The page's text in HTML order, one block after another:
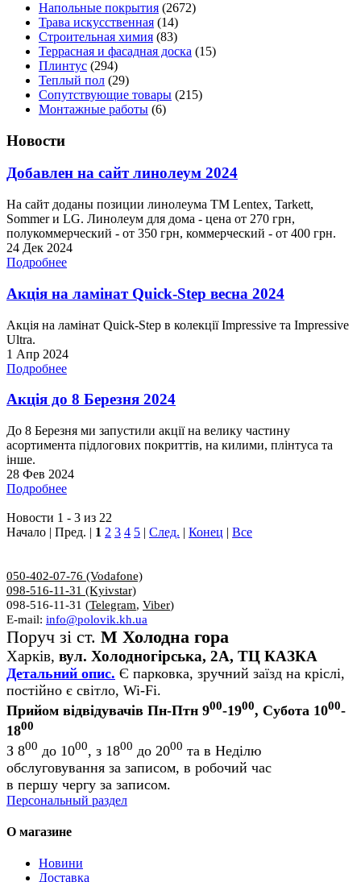
Напольные покрытия (2672)
Трава искусственная (14)
Строительная химия (83)
Террасная и фасадная доска (15)
Плинтус (294)
Теплый пол (29)
Сопутствующие товары (215)
Монтажные работы (6)
Новости
Добавлен на сайт линолеум 2024
На сайт доданы позиции линолеума ТМ Lentex, Tarkett,
Sommer и LG. Линолеум для дома - цена от 270 грн,
полукоммерческий - от 350 грн, коммерческий - от 400 грн.
24 Дек 2024
Подробнее
Акція на ламінат Quick-Step весна 2024
Акція на ламінат Quick-Step в колекції Impressive та Impressive
Ultra.
1 Апр 2024
Подробнее
Акція до 8 Березня 2024
До 8 Березня ми запустили акції на велику частину
асортимента підлогових покриттів, на килими, плінтуса та
інше.
28 Фев 2024
Подробнее
Новости 1 - 3 из 22
Начало | Пред. | 1 2 3 4 5 | След. | Конец | Все
050-402-07-76 (Vodafone)
098-516-11-31 (Kyivstar)
098-516-11-31 (Telegram, Viber)
E-mail: info@polovik.kh.ua
Поруч зі ст. М Холодна гора
Харків, вул. Холодногірська, 2А, ТЦ КАЗКА
Детальний опис. Є парковка, зручний заїзд на кріслі,
постійно є світло, Wi-Fi.
Прийом відвідувачів Пн-Птн 900-1900, Субота 1000-
1800
З 800 до 1000, з 1800 до 2000 та в Неділю
обслуговування за записом, в робочий час
в першу чергу за записом.
Персональный раздел
О магазине
Новини
Доставка